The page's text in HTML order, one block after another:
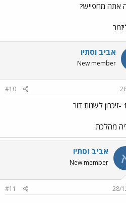
אביב וסתיו
New member
#10
מהלכת
אביב וסתיו
New member
28/
#11